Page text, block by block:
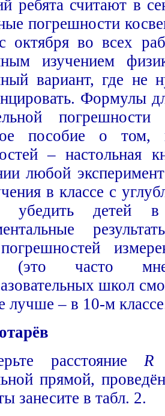
ребята считают в
погрешности
октября во всех
изучением
вариант, где не
Формулы
пособие о том,
– настольная
любой
в классе с
убедить детей
(это часто
школ
лучше – в 10-м
расстояние R
прямой,
занесите в табл. 2.